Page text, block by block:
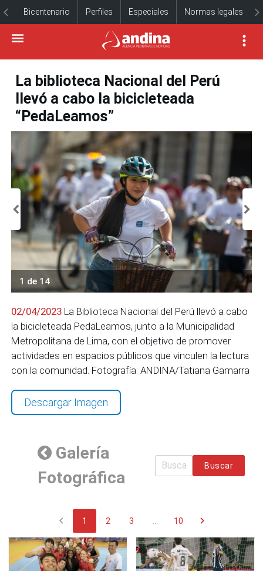
Bicentenario Perfiles Especiales Normas legales
La biblioteca Nacional del Perú
llevó a cabo la bicicleteada
“PedaLeamos”
1 de 14
02/04/2023 La Biblioteca Nacional del Perú llevó a cabo
la bicicleteada PedaLeamos, junto a la Municipalidad
Metropolitana de Lima, con el objetivo de promover
actividades en espacios públicos que vinculen la lectura
con la comunidad. Fotografía: ANDINA/Tatiana Gamarra
Descargar Imagen
Galería
Fotográfica
Buscar
chevron_left 1 2 3 10 chevron_right